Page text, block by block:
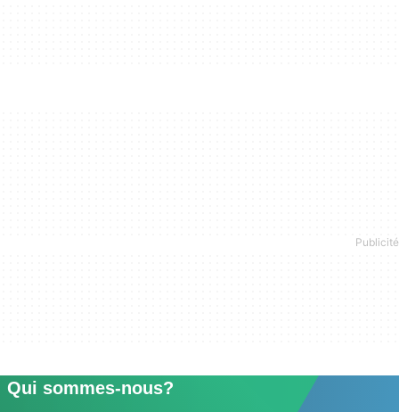
Qui sommes-nous?